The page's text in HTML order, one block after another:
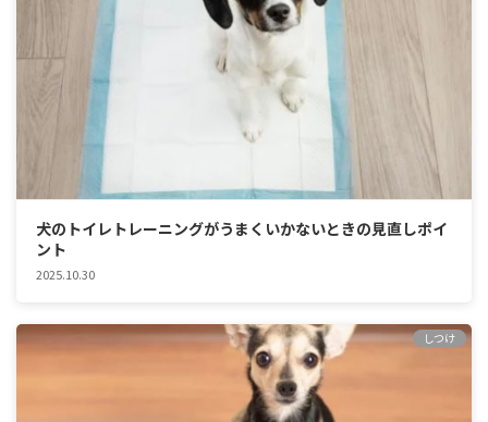
犬のトイレトレーニングがうまくいかないときの見直しポイ
ント
2025.10.30
しつけ